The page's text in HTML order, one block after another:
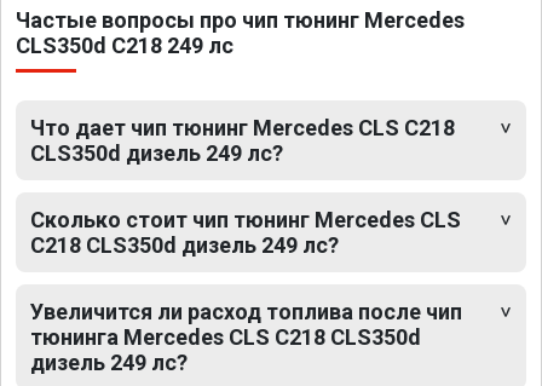
Частые вопросы про чип тюнинг Mercedes
CLS350d C218 249 лс
Что дает чип тюнинг Mercedes CLS C218
CLS350d дизель 249 лс?
Сколько стоит чип тюнинг Mercedes CLS
C218 CLS350d дизель 249 лс?
Увеличится ли расход топлива после чип
тюнинга Mercedes CLS C218 CLS350d
дизель 249 лс?